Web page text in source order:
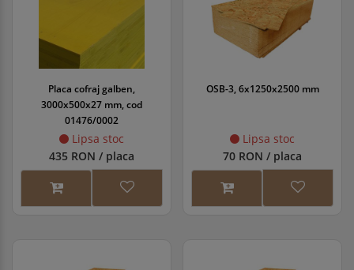
Placa cofraj galben,
3000x500x27 mm, cod
01476/0002
Lipsa stoc
435 RON / placa
OSB-3, 6x1250x2500 mm
Lipsa stoc
70 RON / placa